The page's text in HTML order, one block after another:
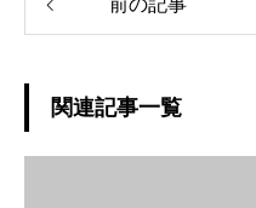
前の記事
関連記事一覧